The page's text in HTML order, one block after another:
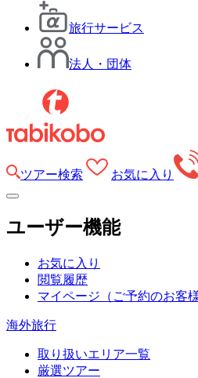
旅行サービス
法人・団体
ツアー検索 お気に入り
ユーザー機能
お気に入り
閲覧履歴
マイページ （ご予約のお客
海外旅行
取り扱いエリア一覧
厳選ツアー